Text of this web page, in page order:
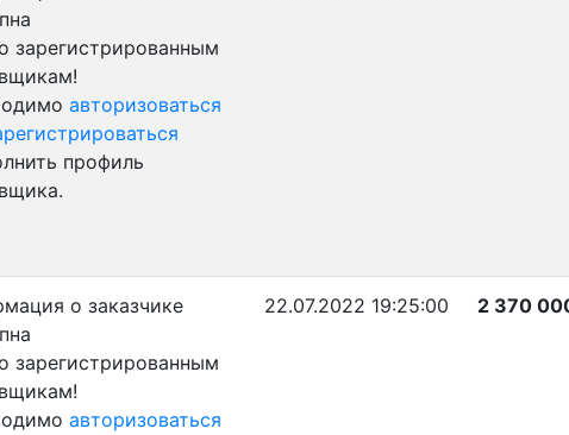
зарегистрированным
авторизоваться
профиль
о заказчике
зарегистрированным
авторизоваться
22.07.2022 19:25:00 2 370